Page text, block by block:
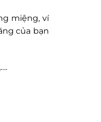
miệng, ví
của bạn